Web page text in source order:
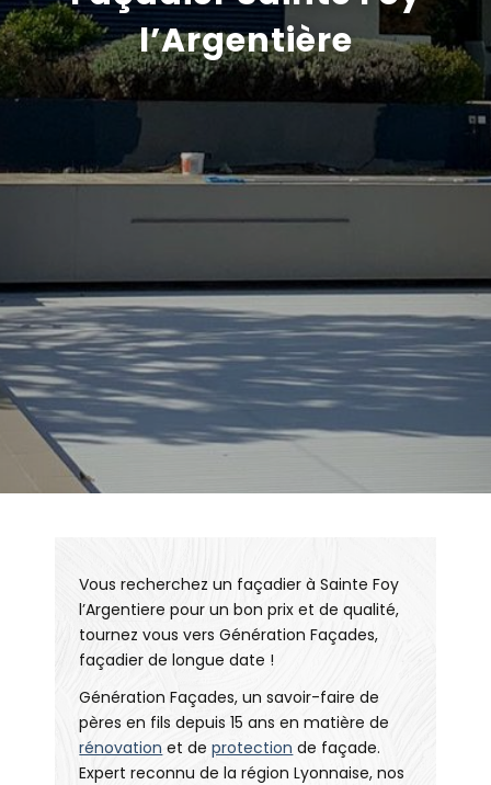
Recrutementl’Argentière
Vous recherchez un façadier à Sainte Foy
l’Argentiere pour un bon prix et de qualité,
tournez vous vers Génération Façades,
façadier de longue date !
Génération Façades, un savoir-faire de
pères en fils depuis 15 ans en matière de
rénovation et deprotection de façade.
Expert reconnu de la région Lyonnaise, nos